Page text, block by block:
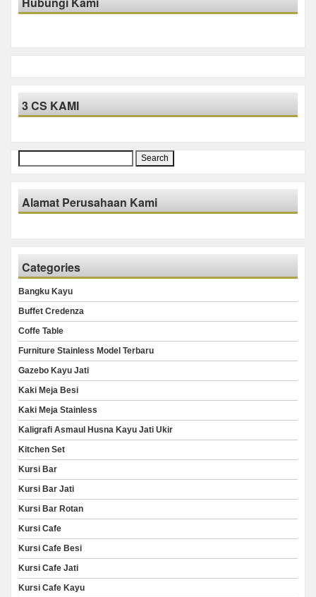
3 CS KAMI
for:
Alamat Perusahaan Kami
Categories
Bangku Kayu
Buffet Credenza
Coffe Table
Furniture Stainless Model Terbaru
Gazebo Kayu Jati
Kaki Meja Besi
Kaki Meja Stainless
Kaligrafi Asmaul Husna Kayu Jati Ukir
Kitchen Set
Kursi Bar
Kursi Bar Jati
Kursi Bar Rotan
Kursi Cafe
Kursi Cafe Besi
Kursi Cafe Jati
Kursi Cafe Kayu